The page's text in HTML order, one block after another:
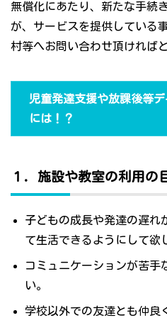
無償化にあたり、新たな手続
が、サービスを提供している
村等へお問い合わせ頂ければ
児童発達支援や放課後等
には！？
１．施設や教室の利用の
子どもの成長や発達の遅れ
て生活できるようにして欲
コミュニケーションが苦手
い。
学校以外での友達とも仲良